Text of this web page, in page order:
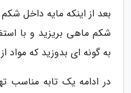
بعد از اینکه مایه داخل
شکم ماهی بریزید و با
به گونه ای بدوزید که مواد
در ادامه یک تابه مناسب